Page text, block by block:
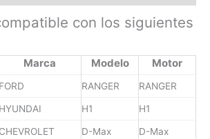
con los siguientes
Marca Modelo Motor
FORD RANGER RANGER
HYUNDAI H1 H1
CHEVROLET D-Max D-Max